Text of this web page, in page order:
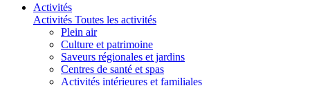
Activités
Activités Toutes les activités
Plein air
Culture et patrimoine
Saveurs régionales et jardins
Centres de santé et spas
Activités intérieures et familiales